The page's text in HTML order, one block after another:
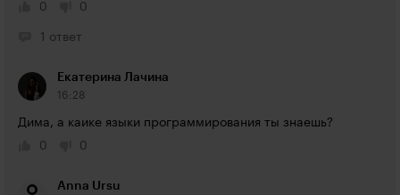
0
0
1 ответ
Екатерина Лачина
16:28
Дима, а каике языки программирования ты знаешь?
0
0
Anna Ursu